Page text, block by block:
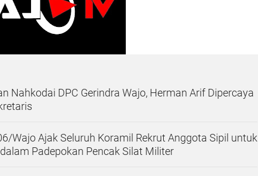
Nahkodai DPC Gerindra Wajo, Herman Arif Dipercaya
Wajo Ajak Seluruh Koramil Rekrut Anggota Sipil untuk
Padepokan Pencak Silat Militer